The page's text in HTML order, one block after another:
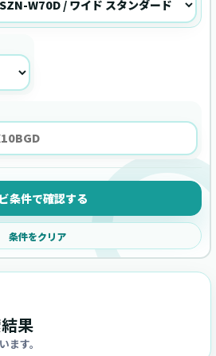
条件で確認する
条件をクリア
果
ます。